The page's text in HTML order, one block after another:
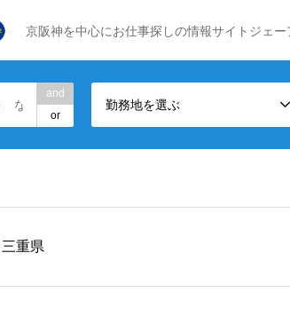
京阪神を中心にお仕事探しの情報サイトジェー
and
or
勤務地を選ぶ
三重県